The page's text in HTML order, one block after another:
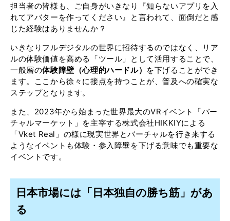
担当者の皆様も、ご自身がいきなり『知らないアプリを入
れてアバターを作ってください』と言われて、面倒だと感
じた経験はありませんか？
いきなりフルデジタルの世界に招待するのではなく、リア
ルの体験価値を高める「ツール」として活用することで、
一般層の体験障壁（心理的ハードル） を下げることができ
ます。ここから徐々に接点を持つことが、普及への確実な
ステップとなります。
また、2023年から始まった世界最大のVRイベント「バー
チャルマーケット」を主宰する株式会社HIKKIYによる
「Vket Real」の様に現実世界とバーチャルを行き来する
ようなイベントも体験・参入障壁を下げる意味でも重要な
イベントです。
日本市場には「日本独自の勝ち筋」があ
る